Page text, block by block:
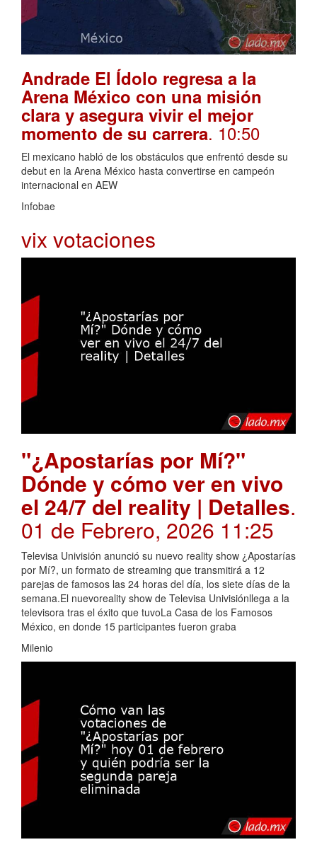
Andrade El Ídolo regresa a la
Arena México con una misión
clara y asegura vivir el mejor
momento de su carrera. 10:50
El mexicano habló de los obstáculos que enfrentó desde su
debut en la Arena México hasta convertirse en campeón
internacional en AEW
Infobae
vix votaciones
"¿Apostarías por Mí?"
Dónde y cómo ver en vivo
el 24/7 del reality | Detalles.
01 de Febrero, 2026 11:25
Televisa Univisión anunció su nuevo reality show ¿Apostarías
por Mí?, un formato de streaming que transmitirá a 12
parejas de famosos las 24 horas del día, los siete días de la
semana.El nuevoreality show de Televisa Univisiónllega a la
televisora tras el éxito que tuvoLa Casa de los Famosos
México, en donde 15 participantes fueron graba
Milenio